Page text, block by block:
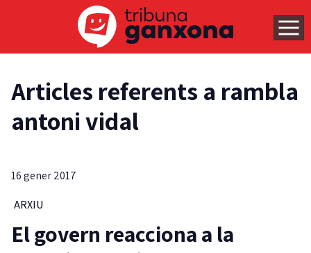
Articles referents a rambla
antoni vidal
16 gener 2017
ARXIU
El govern reacciona a la